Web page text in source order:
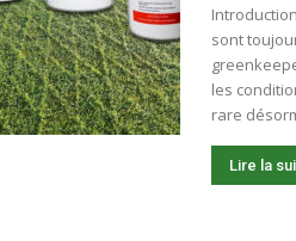
sont
les
rare
Lire la